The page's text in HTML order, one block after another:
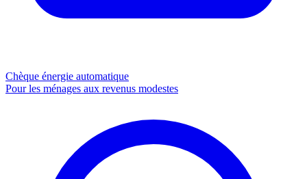
Chèque énergie automatique
Pour les ménages aux revenus modestes